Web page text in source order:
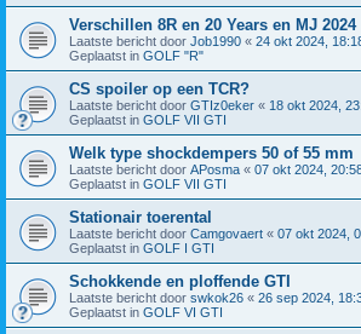
Verschillen 8R en 20 Years en MJ 2024
Laatste bericht door Job1990 « 24 okt 2024,
Geplaatst in GOLF "R"
CS spoiler op een TCR?
Laatste bericht door GTIz0eker « 18 okt 2024,
Geplaatst in GOLF VII GTI
Welk type shockdempers 50 of 55 mm
Laatste bericht door APosma « 07 okt 2024,
Geplaatst in GOLF VII GTI
Stationair toerental
Laatste bericht door Camgovaert « 07 okt 2024,
Geplaatst in GOLF I GTI
Schokkende en ploffende GTI
Laatste bericht door swkok26 « 26 sep 2024,
Geplaatst in GOLF VI GTI